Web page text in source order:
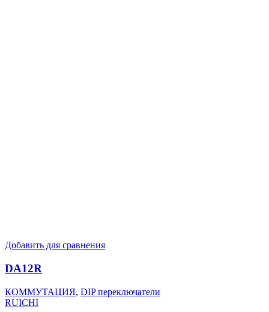
Добавить для сравнения
DA12R
КОММУТАЦИЯ, DIP переключатели
RUICHI